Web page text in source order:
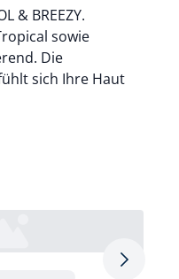
& BREEZY.
sowie
Die
sich Ihre Haut
Pfeil